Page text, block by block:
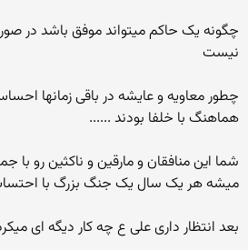
چگونه یک حاکم میتواند موفق باشد در
نیست
چطور معاویه و عایشه در باقی زمانها
هماهنگ با خلفا بودند ......
شما این منافقان و مارقین و ناکثین رو
میشه هر یک سال یک جنگ بزرگ با
بعد انتظار داری علی ع چه کار دیگه ای